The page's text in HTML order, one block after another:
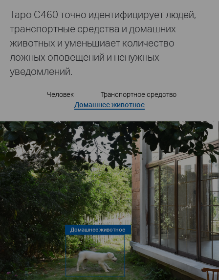
Tapo C460 точно идентифицирует людей,
транспортные средства и домашних
животных и уменьшиает количество
ложных оповещений и ненужных
уведомлений.
Человек
Транспортное средство
Домашнее животное
Человек